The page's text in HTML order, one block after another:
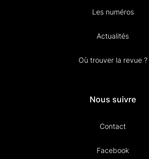
Les numéros
Actualités
Où trouver la revue ?
Nous suivre
Contact
Facebook